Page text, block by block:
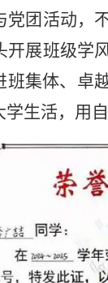
党团活动，
开展班级学
班集体、卓
学生活，用